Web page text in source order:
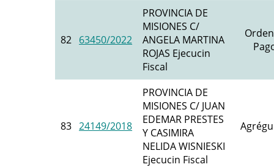
82 63450/2022
PROVINCIA DE
MISIONES C/
ANGELA MARTINA
ROJAS Ejecucin
Fiscal
83 24149/2018
PROVINCIA DE
MISIONES C/ JUAN
EDEMAR PRESTES
Y CASIMIRA
NELIDA WISNIESKI
Ejecucin Fiscal